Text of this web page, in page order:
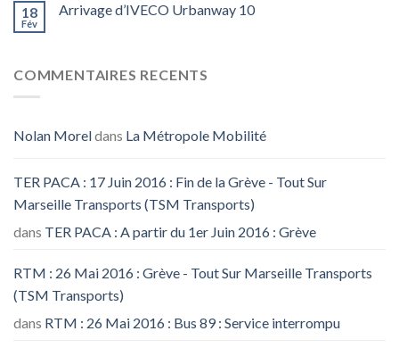
18
Fév
Arrivage d’IVECO Urbanway 10
COMMENTAIRES RECENTS
Nolan Moreldans La Métropole Mobilité
TER PACA : 17 Juin 2016 : Fin de la Grève - Tout Sur
Marseille Transports (TSM Transports)
dans TER PACA : A partir du 1er Juin 2016 : Grève
RTM : 26 Mai 2016 : Grève - Tout Sur Marseille Transports
(TSM Transports)
dans RTM : 26 Mai 2016 : Bus 89 : Service interrompu